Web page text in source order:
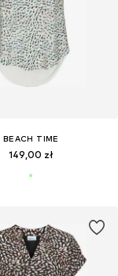
BEACH TIME
149,00 zł